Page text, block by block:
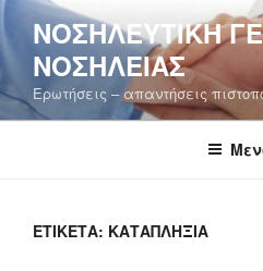
Μετάβαση
στο
περιεχόμενο
ΝΟΣΗΛΕΥΤΙΚΉ
ΝΟΣΗΛΕΊΑΣ
Ερωτήσεις – απαντήσεις
ΕΤΙΚΈΤΑ: ΚΑΤΑΠΛΗΞΊΑ